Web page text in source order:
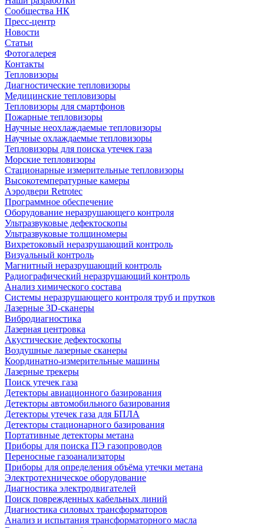
Сообщества НК
Пресс-центр
Новости
Статьи
Фотогалерея
Контакты
Тепловизоры
Диагностические тепловизоры
Медицинские тепловизоры
Тепловизоры для смартфонов
Пожарные тепловизоры
Научные неохлаждаемые тепловизоры
Научные охлаждаемые тепловизоры
Тепловизоры для поиска утечек газа
Морские тепловизоры
Стационарные измерительные тепловизоры
Высокотемпературные камеры
Аэродвери Retrotec
Программное обеспечение
Оборудование неразрушающего контроля
Ультразвуковые дефектоскопы
Ультразвуковые толщиномеры
Вихретоковый неразрушающий контроль
Визуальный контроль
Магнитный неразрушающий контроль
Радиографический неразрушающий контроль
Анализ химического состава
Системы неразрушающего контроля труб и прутков
Лазерные 3D-сканеры
Вибродиагностика
Лазерная центровка
Акустические дефектоскопы
Воздушные лазерные сканеры
Координатно-измерительные машины
Лазерные трекеры
Поиск утечек газа
Детекторы авиационного базирования
Детекторы автомобильного базирования
Детекторы утечек газа для БПЛА
Детекторы стационарного базирования
Портативные детекторы метана
Приборы для поиска ПЭ газопроводов
Переносные газоанализаторы
Приборы для определения объёма утечки метана
Электротехническое оборудование
Диагностика электродвигателей
Поиск поврежденных кабельных линий
Диагностика силовых трансформаторов
Анализ и испытания трансформаторного масла